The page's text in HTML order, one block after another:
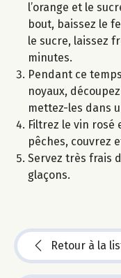
l’orange et le
bout, baissez le
le sucre, laissez
minutes.
Pendant ce
noyaux,
mettez-les dans
Filtrez le vin rosé
pêches, couvrez
Servez très frais
glaçons.
Retour à la